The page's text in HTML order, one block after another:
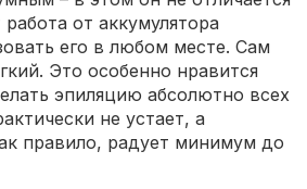
от аккумулятора
его в любом месте. Сам
Это особенно нравится
эпиляцию абсолютно всех
не устает, а
правило, радует минимум до